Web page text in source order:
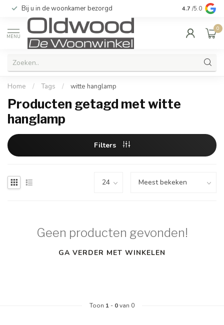
Bij u in de woonkamer bezorgd Kwaliteit &
4.7 /5.0
MENU
0
Home / Tags / witte hanglamp
Producten getagd met witte
hanglamp
Filters
Geen producten gevonden!
GA VERDER MET WINKELEN
Toon 1 - 0van 0